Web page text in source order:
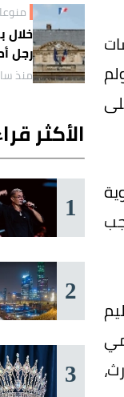
خلال
رجل
منذ
الأكثر
1
2
3